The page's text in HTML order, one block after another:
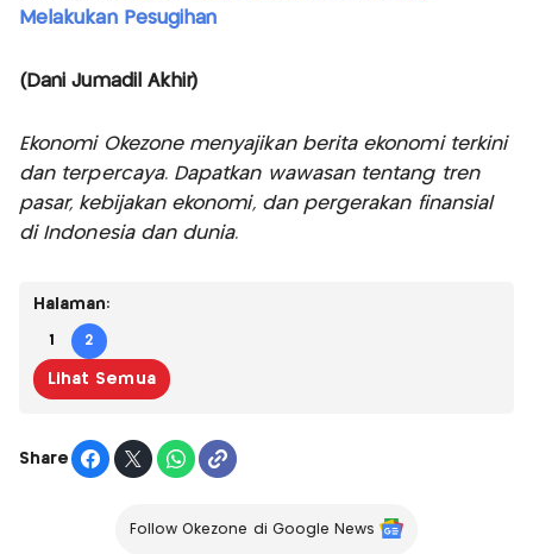
Melakukan Pesugihan
(Dani Jumadil Akhir)
Ekonomi Okezone menyajikan berita ekonomi terkini
dan terpercaya. Dapatkan wawasan tentang tren
pasar, kebijakan ekonomi, dan pergerakan finansial
di Indonesia dan dunia.
Halaman:
1 2
Lihat Semua
Share
Follow Okezone di Google News